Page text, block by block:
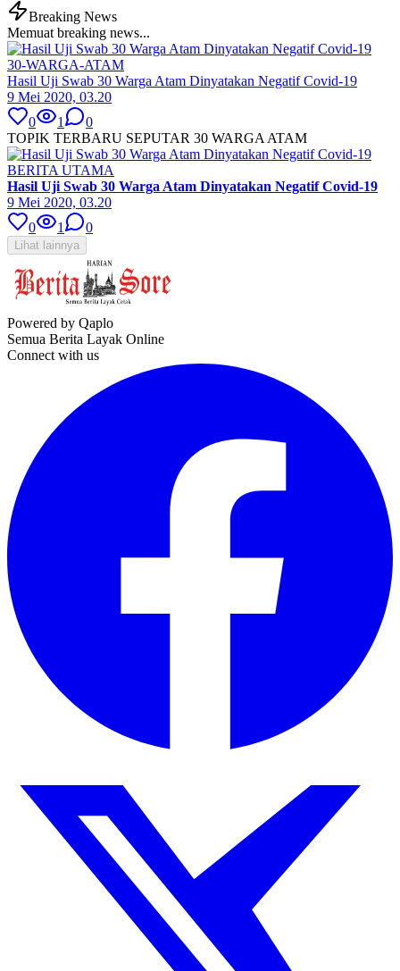
Breaking News
Memuat breaking news...
30-WARGA-ATAM
Hasil Uji Swab 30 Warga Atam Dinyatakan Negatif Covid-19
9 Mei 2020, 03.20
0
1
0
TOPIK TERBARU SEPUTAR 30 WARGA ATAM
BERITA UTAMA
Hasil Uji Swab 30 Warga Atam Dinyatakan Negatif Covid-19
9 Mei 2020, 03.20
0
1 0
Lihat lainnya
Powered by Qaplo
Semua Berita Layak Online
Connect with us